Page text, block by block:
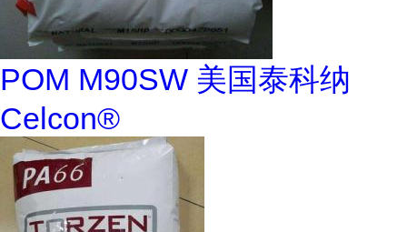
POM M90SW 美国泰科纳
Celcon®